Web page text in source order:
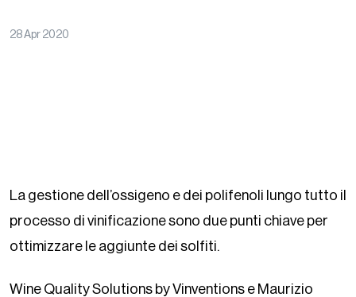
28 Apr 2020
La gestione dell’ossigeno e dei polifenoli lungo tutto il
processo di vinificazione sono due punti chiave per
ottimizzare le aggiunte dei solfiti.
Wine Quality Solutions by Vinventions e Maurizio